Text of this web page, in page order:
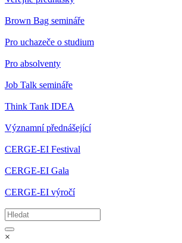
Brown Bag semináře
Pro uchazeče o studium
Pro absolventy
Job Talk semináře
Think Tank IDEA
Významní přednášející
CERGE-EI Festival
CERGE-EI Gala
CERGE-EI výročí
×